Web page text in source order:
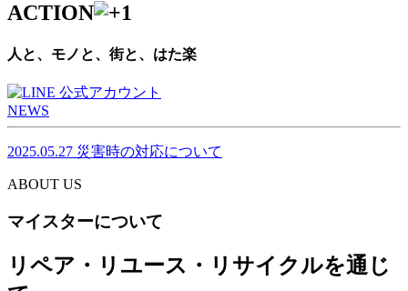
ACTION
人と、モノと、街と、はた楽
NEWS
2025.05.27 災害時の対応について
ABOUT US
マイスターについて
リペア・リユース・リサイクルを通じ